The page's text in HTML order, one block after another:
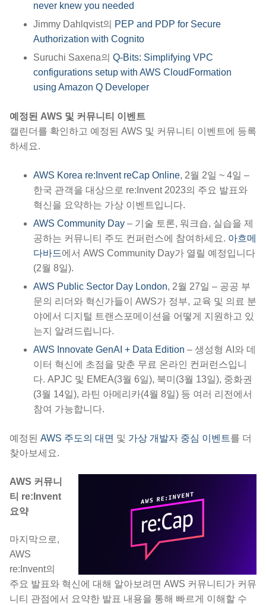
never knew you needed
Jimmy Dahlqvist의 PEP and PDP for Secure
Authorization with Cognito
Suruchi Saxena의 Q-Bits: Simplifying VPC
configurations setup with AWS CloudFormation
using Amazon Q Developer
예정된 AWS 및 커뮤니티 이벤트
캘린더를 확인하고 예정된 AWS 및 커뮤니티 이벤트에 등록
하세요.
AWS Korea re:Invent reCap Online, 2월 2일 ~ 4일 –
한국 관객을 대상으로 re:Invent 2023의 주요 발표와
혁신을 요약하는 가상 이벤트입니다.
AWS Community Day – 기술 토론, 워크숍, 실습을 제
공하는 커뮤니티 주도 컨퍼런스에 참여하세요. 아흐메
다바드에서 AWS Community Day가 열릴 예정입니다
(2월 8일).
AWS Public Sector Day London, 2월 27일 – 공공 부
문의 리더와 혁신가들이 AWS가 정부, 교육 및 의료 분
야에서 디지털 트랜스포메이션을 어떻게 지원하고 있
는지 알려드립니다.
AWS Innovate GenAI + Data Edition – 생성형 AI와 데
이터 혁신에 초점을 맞춘 무료 온라인 컨퍼런스입니
다. APJC 및 EMEA(3월 6일), 북미(3월 13일), 중화권
(3월 14일), 라틴 아메리카(4월 8일) 등 여러 리전에서
참여 가능합니다.
예정된 AWS 주도의 대면 및 가상 개발자 중심 이벤트를 더
찾아보세요.
AWS 커뮤니
티 re:Invent
요약
마지막으로,
AWS
re:Invent의
주요 발표와 혁신에 대해 알아보려면 AWS 커뮤니티가 커뮤
니티 관점에서 요약한 발표 내용을 통해 빠르게 이해할 수